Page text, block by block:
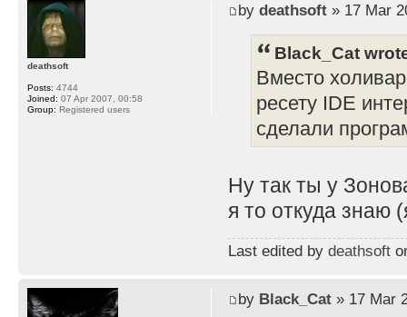
by deathsoft» 17 Mar
Black_Cat
Вместо
ресету IDE
сделали
Ну так ты у
я то откуда знаю
Last edited by deathsoft
deathsoft
Posts: 4744
Joined: 07 Apr 2007, 00:58
Group: Registered users
by Black_Cat» 17 Mar